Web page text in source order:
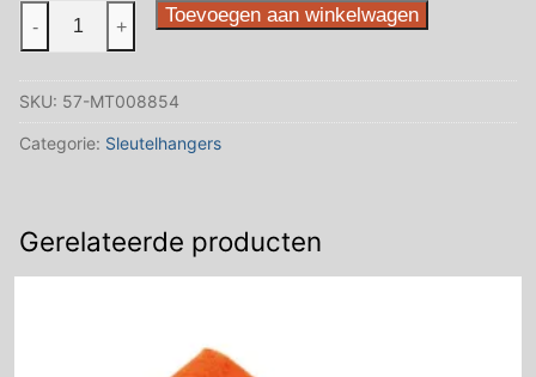
Sleutelhanger
Grijs
- + Toevoegen aan winkelwagen
SKU: 57-MT008854
Categorie: Sleutelhangers
Gerelateerde producten